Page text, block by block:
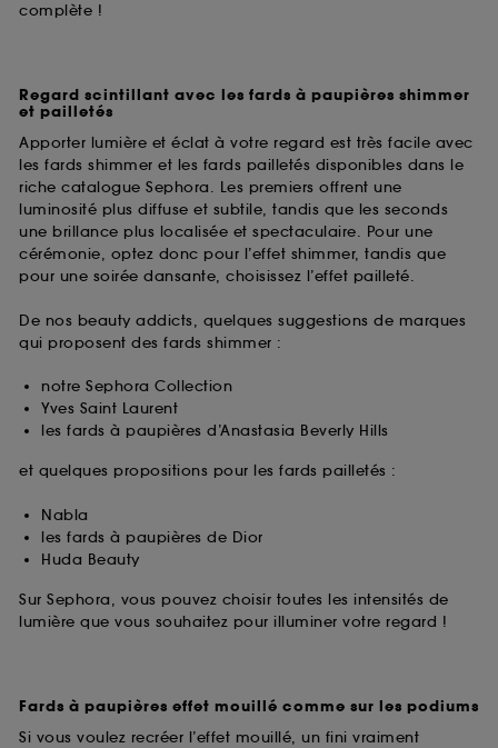
complète !
Regard scintillant avec les fards à paupières shimmer
et pailletés
Apporter lumière et éclat à votre regard est très facile avec
les fards shimmer et les fards pailletés disponibles dans le
riche catalogue Sephora. Les premiers offrent une
luminosité plus diffuse et subtile, tandis que les seconds
une brillance plus localisée et spectaculaire. Pour une
cérémonie, optez donc pour l’effet shimmer, tandis que
pour une soirée dansante, choisissez l’effet pailleté.
De nos beauty addicts, quelques suggestions de marques
qui proposent des fards shimmer :
notre Sephora Collection
Yves Saint Laurent
les fards à paupières d’Anastasia Beverly Hills
et quelques propositions pour les fards pailletés :
Nabla
les fards à paupières de Dior
Huda Beauty
Sur Sephora, vous pouvez choisir toutes les intensités de
lumière que vous souhaitez pour illuminer votre regard !
Fards à paupières effet mouillé comme sur les podiums
Si vous voulez recréer l’effet mouillé, un fini vraiment